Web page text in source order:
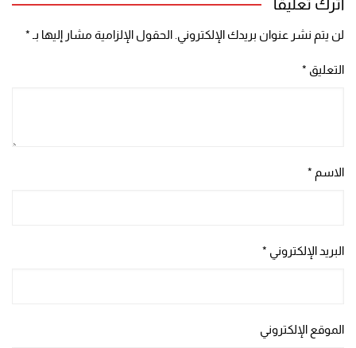
اترك تعليقاً
لن يتم نشر عنوان بريدك الإلكتروني. الحقول الإلزامية مشار إليها بـ *
التعليق *
الاسم *
البريد الإلكتروني *
الموقع الإلكتروني